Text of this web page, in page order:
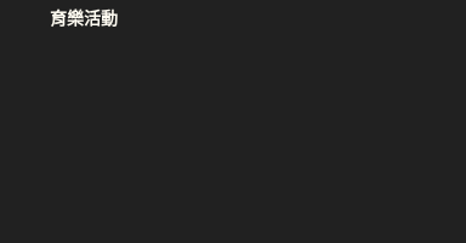
育樂活動